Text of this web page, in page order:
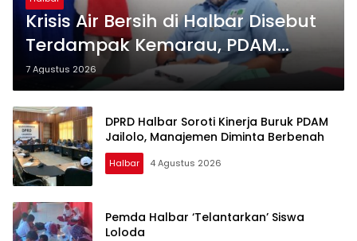
Krisis Air Bersih di Halbar Disebut
Terdampak Kemarau, PDAM
Jailolo Harap Ada Suntikan Dana
7 Agustus 2026
DPRD Halbar Soroti Kinerja Buruk PDAM
Jailolo, Manajemen Diminta Berbenah
Halbar 4 Agustus 2026
Pemda Halbar ‘Telantarkan’ Siswa
Loloda